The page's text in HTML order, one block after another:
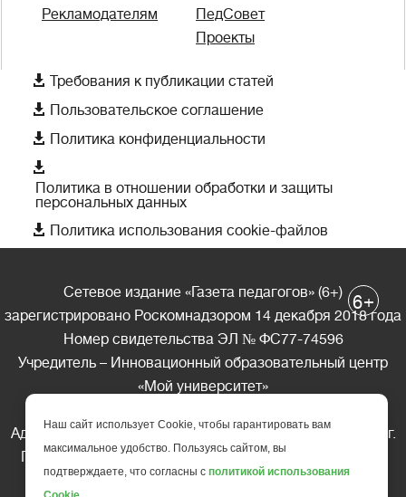
Рекламодателям
ПедСовет
Проекты
 Требования к публикации статей
 Пользовательское соглашение
 Политика конфиденциальности

Политика в отношении обработки и защиты
персональных данных
 Политика использования cookie-файлов
Сетевое издание «Газета педагогов» (6+)
зарегистрировано Роскомнадзором 14 декабря 2018 года
Номер свидетельства ЭЛ № ФС77-74596
Учредитель – Инновационный образовательный центр
«Мой университет»
Адрес редакции: 185035 Россия, Республика Карелия, г.
Петрозаводск, ул. Фридриха Энгельса д.10, офис 211
Телефон редакции: +7 (499) 685-10-45
6+
Наш сайт использует Cookie, чтобы гарантировать вам
максимальное удобство. Пользуясь сайтом, вы
подтверждаете, что согласны с политикой использования